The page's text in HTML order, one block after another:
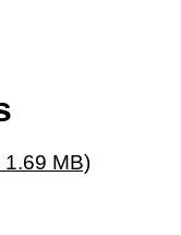
1.69 MB)